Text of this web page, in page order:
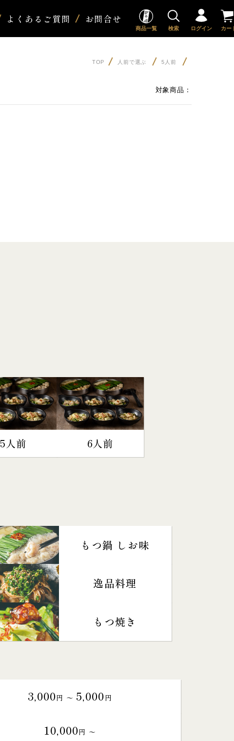
よくあるご質問 お問合せ
商品一覧 検索 ログイン カー
TOP 人前で選ぶ 5人前
対象商品：
5人前 6人前
もつ鍋 しお味
逸品料理
もつ焼き
3,000円 〜 5,000円
10,000円 〜